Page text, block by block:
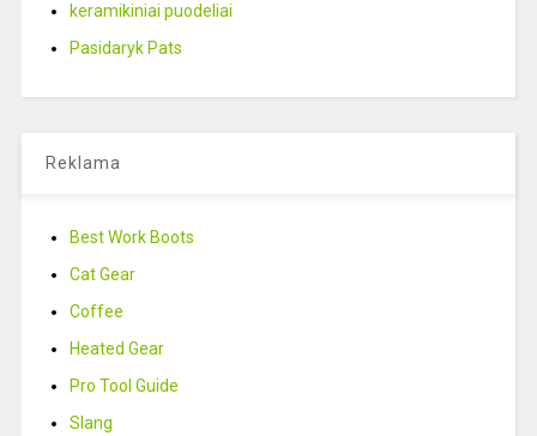
keramikiniai puodeliai
Pasidaryk Pats
Reklama
Best Work Boots
Cat Gear
Coffee
Heated Gear
Pro Tool Guide
Slang